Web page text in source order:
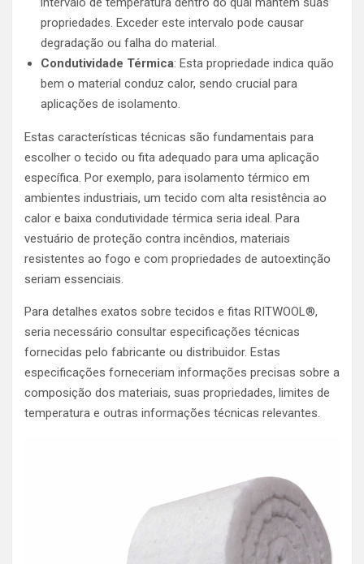
propriedades. Exceder este intervalo pode causar
degradação ou falha do material.
Condutividade Térmica: Esta propriedade indica quão
bem o material conduz calor, sendo crucial para
aplicações de isolamento.
Estas características técnicas são fundamentais para
escolher o tecido ou fita adequado para uma aplicação
específica. Por exemplo, para isolamento térmico em
ambientes industriais, um tecido com alta resistência ao
calor e baixa condutividade térmica seria ideal. Para
vestuário de proteção contra incêndios, materiais
resistentes ao fogo e com propriedades de autoextinção
seriam essenciais.
Para detalhes exatos sobre tecidos e fitas RITWOOL®,
seria necessário consultar especificações técnicas
fornecidas pelo fabricante ou distribuidor. Estas
especificações forneceriam informações precisas sobre a
composição dos materiais, suas propriedades, limites de
temperatura e outras informações técnicas relevantes.